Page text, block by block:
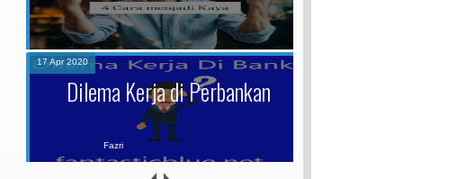
Dilema Kerja di Perbankan
17 Apr 2020
Fazri